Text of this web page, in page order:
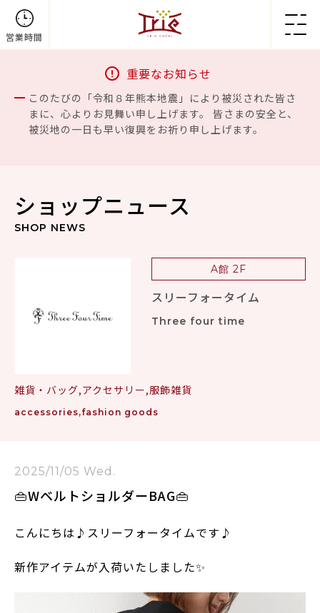
営業時間
重要なお知らせ
このたびの「令和８年熊本地震」により被災された皆さ
まに、心よりお見舞い申し上げます。 皆さまの安全と、
被災地の一日も早い復興をお祈り申し上げます。
ショップニュース
SHOP NEWS
A館 2F
スリーフォータイム
Three four time
雑貨・バッグ,アクセサリー,服飾雑貨
accessories,fashion goods
2025/11/05 Wed.
👜WベルトショルダーBAG👜
こんにちは♪スリーフォータイムです♪
新作アイテムが入荷いたしました✨